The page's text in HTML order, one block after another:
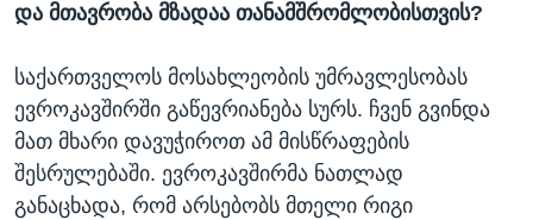
და მთავრობა მზადაა თანამშრომლობისთვის?
საქართველოს მოსახლეობის უმრავლესობას
ევროკავშირში გაწევრიანება სურს. ჩვენ გვინდა
მათ მხარი დავუჭიროთ ამ მისწრაფების
შესრულებაში. ევროკავშირმა ნათლად
განაცხადა, რომ არსებობს მთელი რიგი